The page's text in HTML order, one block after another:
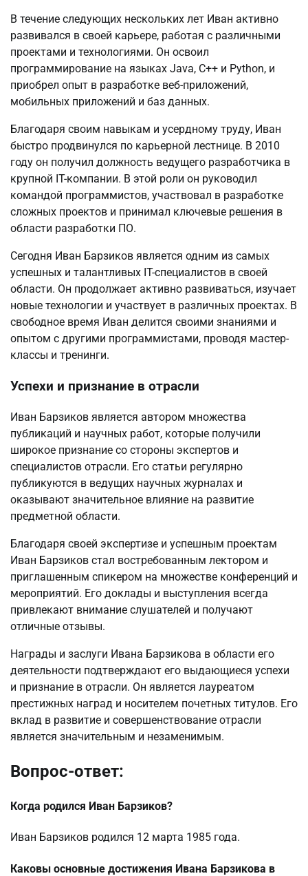
В течение следующих нескольких лет Иван активно
развивался в своей карьере, работая с различными
проектами и технологиями. Он освоил
программирование на языках Java, C++ и Python, и
приобрел опыт в разработке веб-приложений,
мобильных приложений и баз данных.
Благодаря своим навыкам и усердному труду, Иван
быстро продвинулся по карьерной лестнице. В 2010
году он получил должность ведущего разработчика в
крупной IT-компании. В этой роли он руководил
командой программистов, участвовал в разработке
сложных проектов и принимал ключевые решения в
области разработки ПО.
Сегодня Иван Барзиков является одним из самых
успешных и талантливых IT-специалистов в своей
области. Он продолжает активно развиваться, изучает
новые технологии и участвует в различных проектах. В
свободное время Иван делится своими знаниями и
опытом с другими программистами, проводя мастер-
классы и тренинги.
Успехи и признание в отрасли
Иван Барзиков является автором множества
публикаций и научных работ, которые получили
широкое признание со стороны экспертов и
специалистов отрасли. Его статьи регулярно
публикуются в ведущих научных журналах и
оказывают значительное влияние на развитие
предметной области.
Благодаря своей экспертизе и успешным проектам
Иван Барзиков стал востребованным лектором и
приглашенным спикером на множестве конференций и
мероприятий. Его доклады и выступления всегда
привлекают внимание слушателей и получают
отличные отзывы.
Награды и заслуги Ивана Барзикова в области его
деятельности подтверждают его выдающиеся успехи
и признание в отрасли. Он является лауреатом
престижных наград и носителем почетных титулов. Его
вклад в развитие и совершенствование отрасли
является значительным и незаменимым.
Вопрос-ответ:
Когда родился Иван Барзиков?
Иван Барзиков родился 12 марта 1985 года.
Каковы основные достижения Ивана Барзикова в